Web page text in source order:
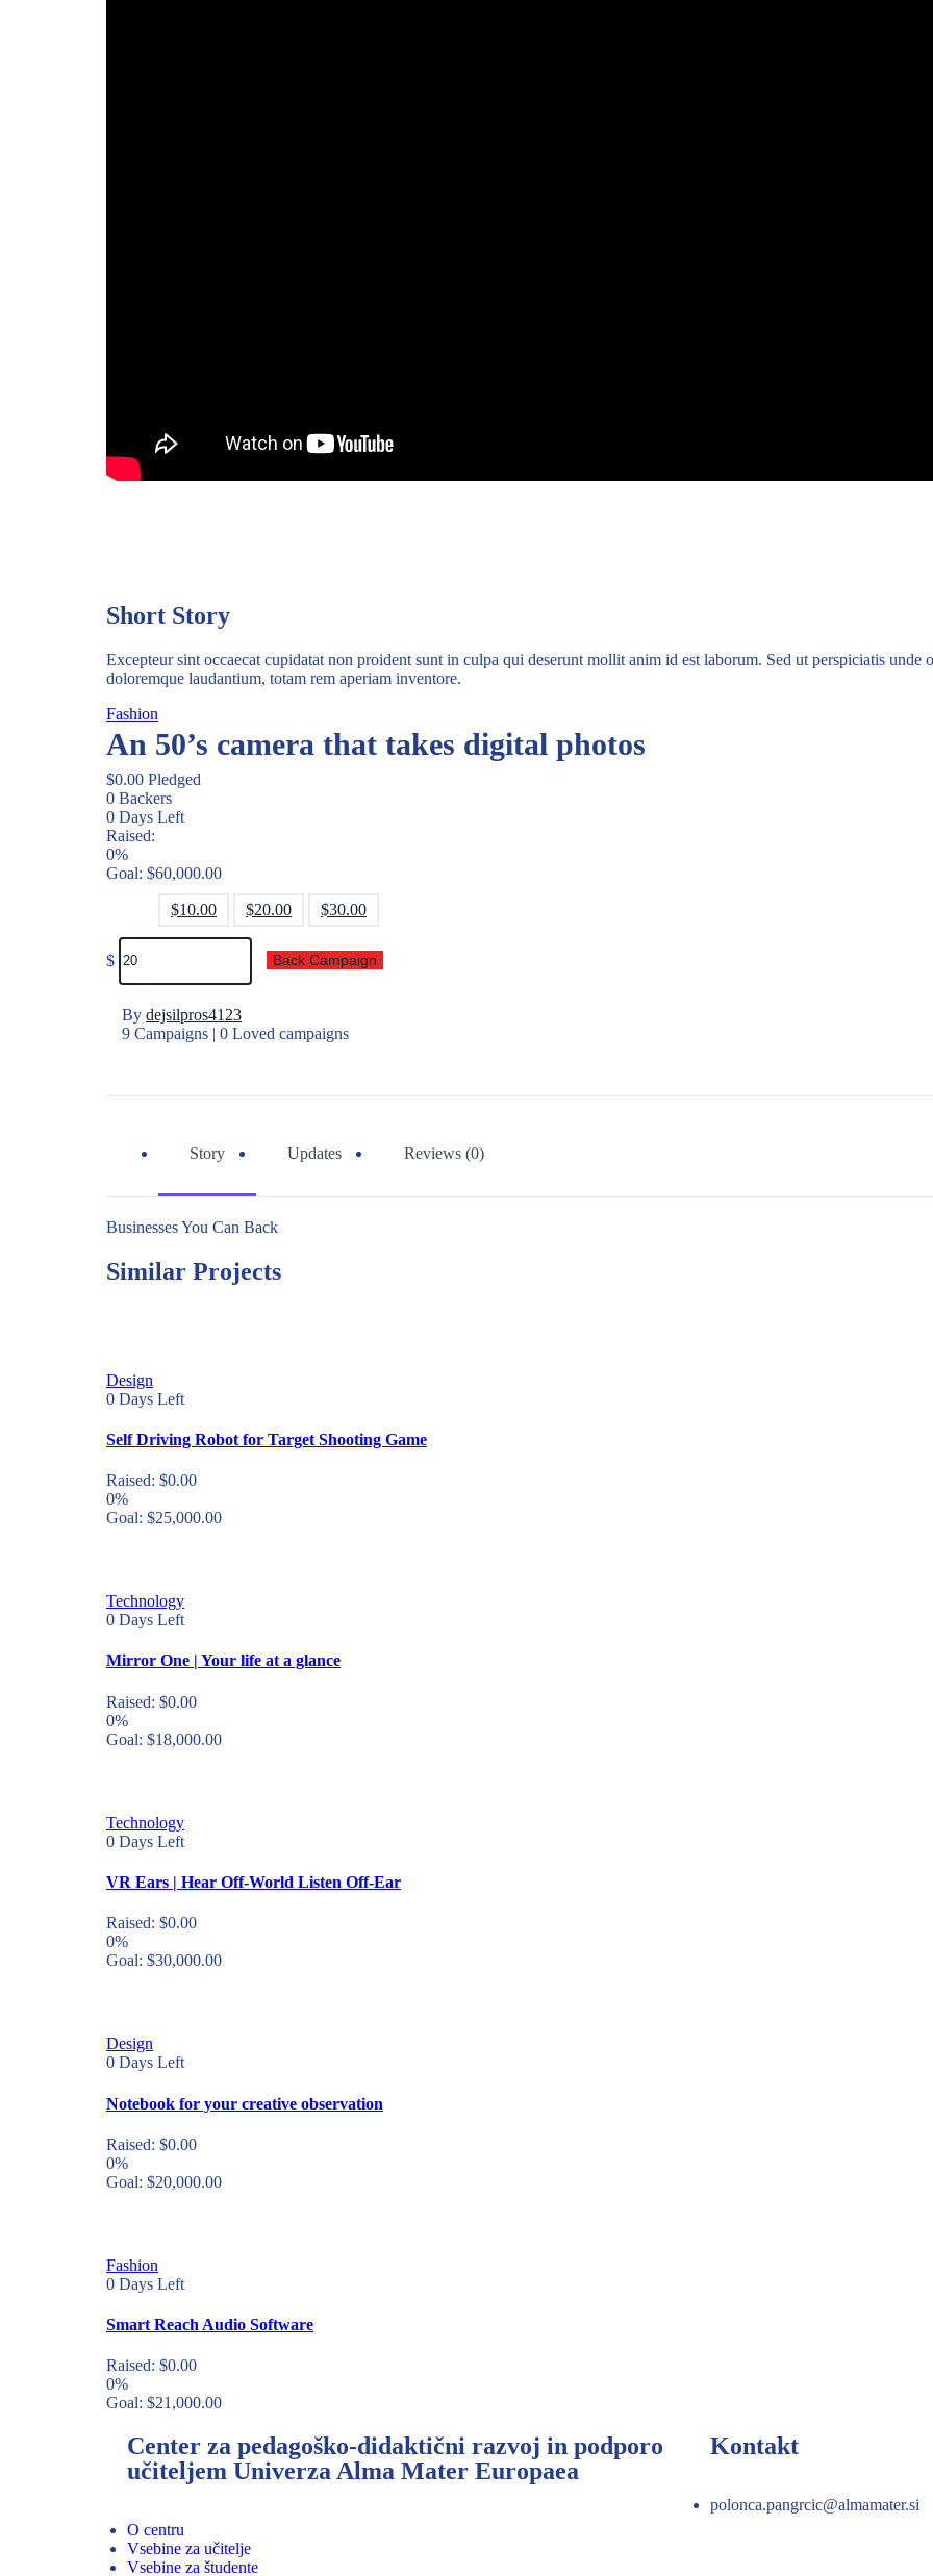
Short Story
Excepteur sint occaecat cupidatat non proident sunt in culpa qui deserunt mollit anim id est laborum. Sed ut perspiciatis unde
doloremque laudantium, totam rem aperiam inventore.
Fashion
An 50’s camera that takes digital photos
$0.00 Pledged
0 Backers
0 Days Left
Raised:
0%
Goal: $60,000.00
$10.00 $20.00 $30.00
$ Back Campaign
By dejsilpros4123
9 Campaigns | 0 Loved campaigns
Story Updates Reviews (0)
Businesses You Can Back
Similar Projects
Design
0 Days Left
Self Driving Robot for Target Shooting Game
Raised: $0.00
0%
Goal: $25,000.00
Technology
0 Days Left
Mirror One | Your life at a glance
Raised: $0.00
0%
Goal: $18,000.00
Technology
0 Days Left
VR Ears | Hear Off-World Listen Off-Ear
Raised: $0.00
0%
Goal: $30,000.00
Design
0 Days Left
Notebook for your creative observation
Raised: $0.00
0%
Goal: $20,000.00
Fashion
0 Days Left
Smart Reach Audio Software
Raised: $0.00
0%
Goal: $21,000.00
Center za pedagoško-didaktični razvoj in podporo
učiteljem Univerza Alma Mater Europaea
O centru
Vsebine za učitelje
Vsebine za študente
Kontakt
polonca.pangrcic@almamater.si